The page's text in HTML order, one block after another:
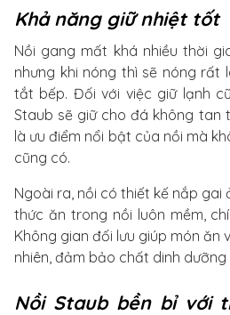
Khả năng giữ nhiệt tốt
Nồi gang mất khá nhiều thời
nhưng khi nóng thì sẽ nóng rất
tắt bếp. Đối với việc giữ lạnh
Staub sẽ giữ cho đá không tan
là ưu điểm nổi bật của nồi mà
cũng có.
Ngoài ra, nồi có thiết kế nắp gai
thức ăn trong nồi luôn mềm,
Không gian đối lưu giúp món ăn
nhiên, đảm bảo chất dinh
Nồi Staub bền bỉ với